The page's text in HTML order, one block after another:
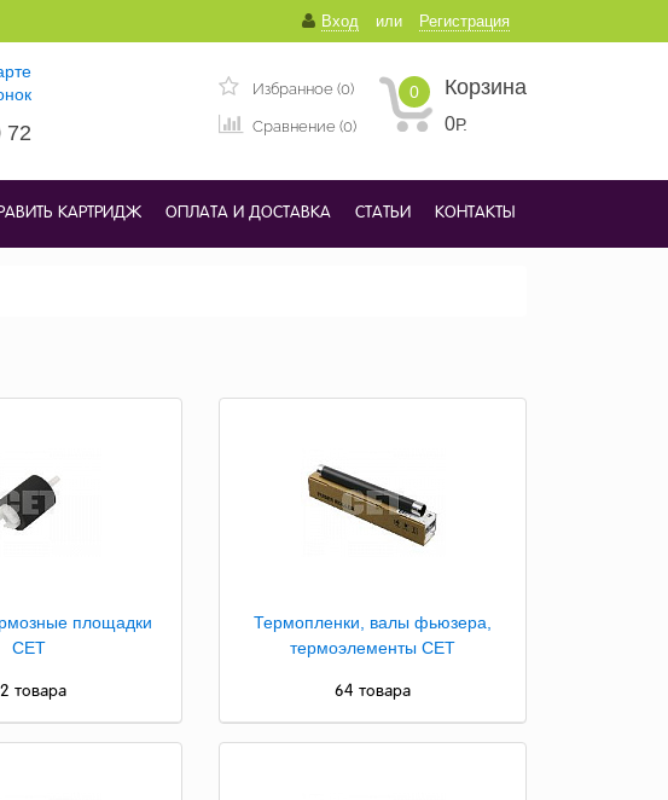
Вход или Регистрация
72
Избранное (0)
Сравнение (0)
0 Корзина
0Р.
КАРТРИДЖ ОПЛАТА И ДОСТАВКА СТАТЬИ КОНТАКТЫ
площадки
CET
товара
Термопленки, валы фьюзера,
термоэлементы CET
64 товара